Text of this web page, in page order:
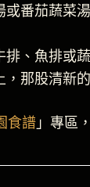
番茄蔬菜
、魚排或
那股清新
食譜」專區